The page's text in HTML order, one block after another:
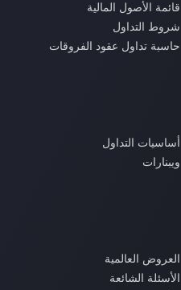
قائمة الأصول المالية
شروط التداول
حاسبة تداول عقود الفروقات
أساسيات التداول
ويبنارات
العروض العالمية
الأسئلة الشائعة